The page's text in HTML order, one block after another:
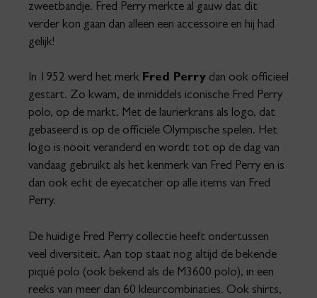
zweetbandje. Fred Perry merkte al gauw dat dit
verder kon gaan dan alleen een accessoire en hij had
gelijk!
In 1952 werd het merk Fred Perry dan ook officieel
gestart. Zo kwam, de inmiddels iconische Fred Perry
polo, op de markt. Met de laurierkrans als logo, dat
gebaseerd is op de officiële Olympische spelen. Het
logo is nooit veranderd en wordt tot op de dag van
vandaag gebruikt als het kenmerk van Fred Perry en is
dan ook echt de eyecatcher op alle items van Fred
Perry.
De huidige Fred Perry collectie heeft ondertussen
veel diversiteit. Aan top staat nog altijd de bekende
piqué polo (ook bekend als de M3600 polo), in een
reeks van meer dan 60 kleurcombinaties. Ook shirts,